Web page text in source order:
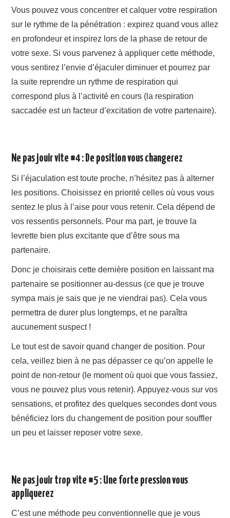
Vous pouvez vous concentrer et calquer votre respiration
sur le rythme de la pénétration : expirez quand vous allez
en profondeur et inspirez lors de la phase de retour de
votre sexe. Si vous parvenez à appliquer cette méthode,
vous sentirez l’envie d’éjaculer diminuer et pourrez par
la suite reprendre un rythme de respiration qui
correspond plus à l’activité en cours (la respiration
saccadée est un facteur d’excitation de votre partenaire).
Ne pas jouir vite #4 : De position vous changerez
Si l’éjaculation est toute proche, n’hésitez pas à alterner
les positions. Choisissez en priorité celles où vous vous
sentez le plus à l’aise pour vous retenir. Cela dépend de
vos ressentis personnels. Pour ma part, je trouve la
levrette bien plus excitante que d’être sous ma
partenaire.
Donc je choisirais cette dernière position en laissant ma
partenaire se positionner au-dessus (ce que je trouve
sympa mais je sais que je ne viendrai pas). Cela vous
permettra de durer plus longtemps, et ne paraîtra
aucunement suspect !
Le tout est de savoir quand changer de position. Pour
cela, veillez bien à ne pas dépasser ce qu’on appelle le
point de non-retour (le moment où quoi que vous fassiez,
vous ne pouvez plus vous retenir). Appuyez-vous sur vos
sensations, et profitez des quelques secondes dont vous
bénéficiez lors du changement de position pour souffler
un peu et laisser reposer votre sexe.
Ne pas jouir trop vite #5 : Une forte pression vous
appliquerez
C’est une méthode peu conventionnelle que je vous